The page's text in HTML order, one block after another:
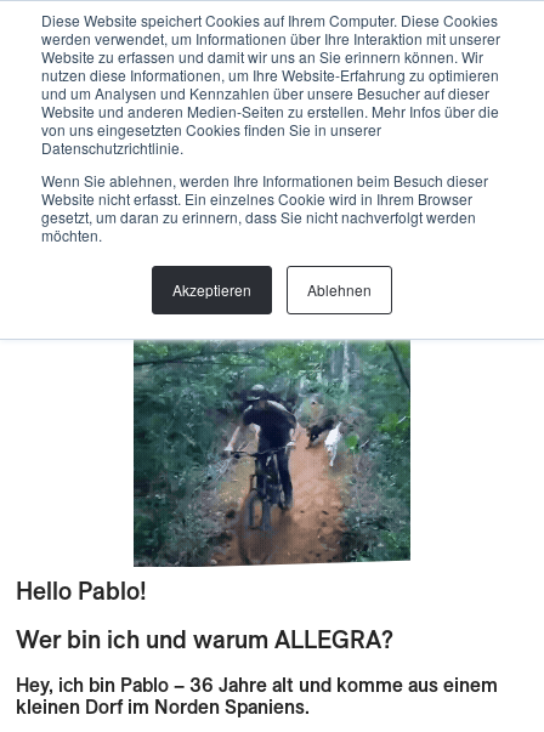
Diese Website speichert Cookies auf Ihrem Computer. Diese Cookies
werden verwendet, um Informationen über Ihre Interaktion mit unserer
Website zu erfassen und damit wir uns an Sie erinnern können. Wir
nutzen diese Informationen, um Ihre Website-Erfahrung zu optimieren
und um Analysen und Kennzahlen über unsere Besucher auf dieser
Website und anderen Medien-Seiten zu erstellen. Mehr Infos über die
von uns eingesetzten Cookies finden Sie in unserer
Datenschutzrichtlinie.
Wenn Sie ablehnen, werden Ihre Informationen beim Besuch dieser
Website nicht erfasst. Ein einzelnes Cookie wird in Ihrem Browser
gesetzt, um daran zu erinnern, dass Sie nicht nachverfolgt werden
möchten.
Akzeptieren Ablehnen
Menu
Back
PABLO NIEVA
Trail Spezialist
info@helloallegra.com
Hello Pablo!
Wer bin ich und warum ALLEGRA?
Hey, ich bin Pablo – 36 Jahre alt und komme aus einem
kleinen Dorf im Norden Spaniens.